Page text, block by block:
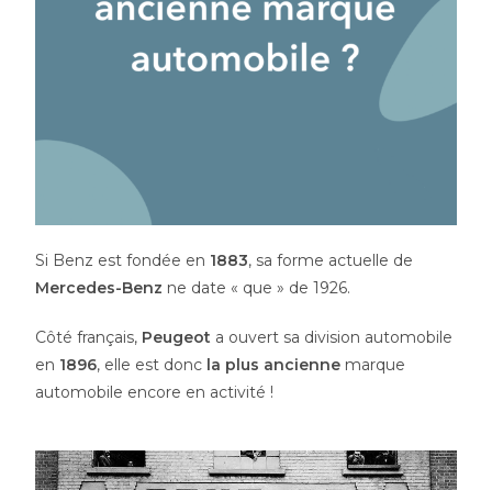
Si Benz est fondée en 1883, sa forme actuelle de
Mercedes-Benz ne date « que » de 1926.
Côté français, Peugeot a ouvert sa division automobile
en 1896, elle est donc la plus ancienne marque
automobile encore en activité !